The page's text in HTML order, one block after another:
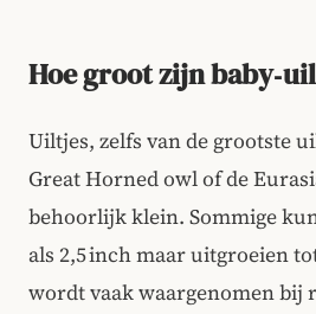
Hoe groot zijn
Uiltjes, zelfs van de grootste
Great Horned owl of de
behoorlijk klein. Sommige
als 2,5 inch maar uitgroeien
wordt vaak waargenomen bij